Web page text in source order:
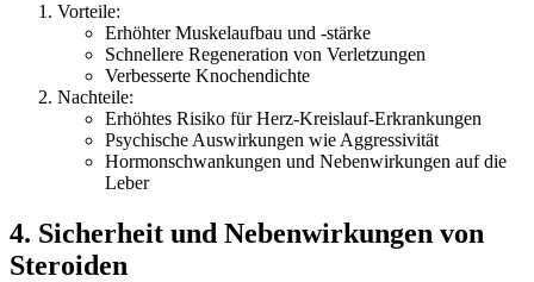
Vorteile:
Erhöhter Muskelaufbau und -stärke
Schnellere Regeneration von Verletzungen
Verbesserte Knochendichte
Nachteile:
Erhöhtes Risiko für Herz-Kreislauf-Erkrankungen
Psychische Auswirkungen wie Aggressivität
Hormonschwankungen und Nebenwirkungen auf die
Leber
4. Sicherheit und Nebenwirkungen von
Steroiden